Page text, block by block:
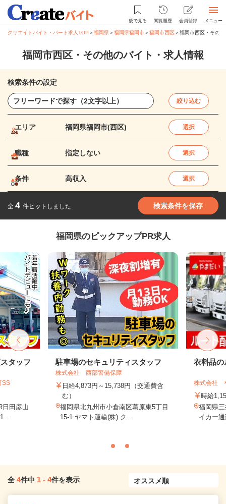
後で見る 閲覧履歴 会員登録 メニュー
クリエイトバイト・パート求人TOP ＞福岡県＞福岡県福岡市＞福岡市西区＞福岡市西区・その
福岡市西区・その他のバイト・求人情報
検索条件の設定
絞り込む
エリア 福岡県福岡市(西区) 選択
職種 指定しない 選択
条件 高収入 選択
全 4 件ヒットしました 検索条件を保存
福岡県のピックアップPR求人
タッフ
SS
日田彦山
駐車場のセキュリティスタッフ
株式会社 西部警備保障
日給4,873円～15,738円（交通費含
む）
福岡県北九州市小倉南区葛原東5丁目
15-1 ヤマト運輸(株) ク...
衣料品の
株式会社
時給
福岡県
イカー
全 4件中 1 - 4件を表示